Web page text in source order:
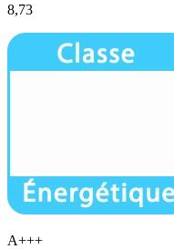
8,73
A+++